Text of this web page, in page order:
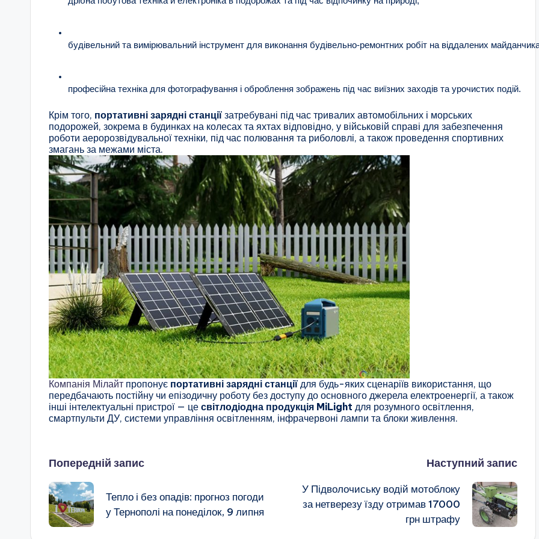
будівельний та вимірювальний інструмент для виконання будівельно-ремонтних робіт на віддалених
професійна техніка для фотографування і оброблення зображень під час виїзних заходів та урочистих подій.
Крім того, портативні зарядні станції затребувані під час тривалих автомобільних і морських
подорожей, зокрема в будинках на колесах та яхтах відповідно, у військовій справі для забезпечення
роботи аеророзвідувальної техніки, під час полювання та риболовлі, а також проведення спортивних
змагань за межами міста.
Компанія Мілайт пропонує портативні зарядні станції для будь-яких сценаріїв використання, що
передбачають постійну чи епізодичну роботу без доступу до основного джерела електроенергії, а також
інші інтелектуальні пристрої — це світлодіодна продукція MiLight для розумного освітлення,
смартпульти ДУ, системи управління освітленням, інфрачервоні лампи та блоки живлення.
Навігація
по
запису
Попередній запис
Тепло і без опадів: прогноз погоди
у Тернополі на понеділок, 9 липня
Наступний запис
У Підволочиську водій мотоблоку
за нетверезу їзду отримав 17000
грн штрафу